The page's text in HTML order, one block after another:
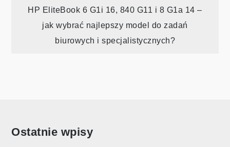
wpisu
HP EliteBook 6 G1i 16, 840 G11 i 8 G1a 14 –
jak wybrać najlepszy model do zadań
biurowych i specjalistycznych?
Ostatnie wpisy